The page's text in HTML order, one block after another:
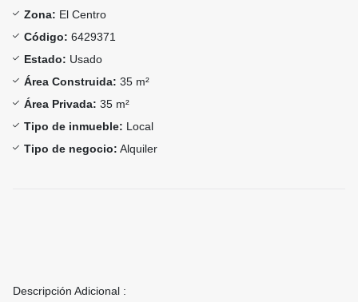
Zona: El Centro
Código: 6429371
Estado: Usado
Área Construida: 35 m²
Área Privada: 35 m²
Tipo de inmueble: Local
Tipo de negocio: Alquiler
Descripción Adicional :